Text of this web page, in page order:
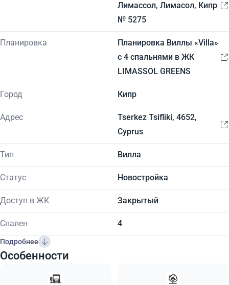
Лимассол, Лимасол, Кипр
№ 5275
Планировка
Планировка Виллы «Villa»
с 4 спальнями в ЖК
LIMASSOL GREENS
Город Кипр
Адрес
Tserkez Tsifliki, 4652,
Cyprus
Тип Вилла
Статус Новостройка
Доступ в ЖК Закрытый
Спален 4
Подробнее
Особенности